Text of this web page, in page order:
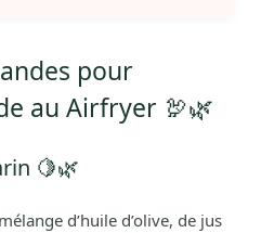
pour
au Airfryer 🦃🌿
🍋🌿
d’huile d’olive, de jus